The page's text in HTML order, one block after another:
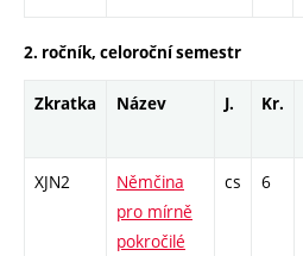
2. ročník, celoroční semestr
Zkratka Název J. Kr.
XJN2
Němčina
pro mírně
pokročilé
cs 6